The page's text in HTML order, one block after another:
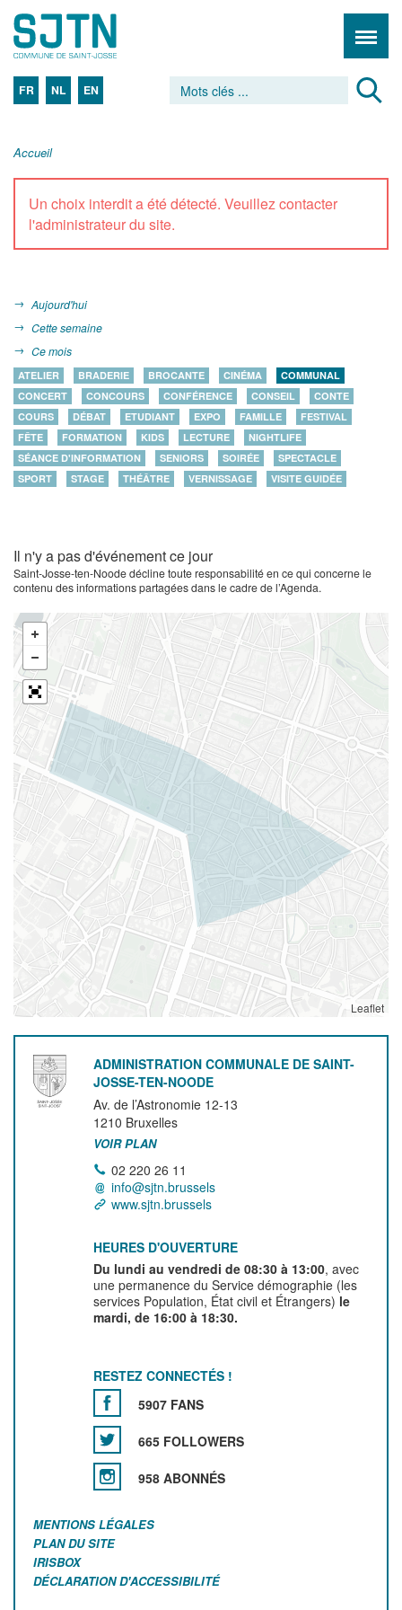
FR NL EN
Accueil
Un choix interdit a été détecté. Veuillez contacter
l'administrateur du site.
Aujourd'hui
Cette semaine
Ce mois
ATELIER BRADERIE BROCANTE CINÉMA
COMMUNAL
CONCERT
CONCOURS CONFÉRENCE CONSEIL
CONTE
COURS
DÉBAT ETUDIANT EXPO FAMILLE
FESTIVAL
FÊTE
FORMATION KIDS LECTURE
NIGHTLIFE
SÉANCE D'INFORMATION
SENIORS SOIRÉE
SPECTACLE
SPORT
STAGE THÉÂTRE VERNISSAGE VISITE GUIDÉE
Il n'y a pas d'événement ce jour
Saint-Josse-ten-Noode décline toute responsabilité en ce qui concerne le
contenu des informations partagées dans le cadre de l’Agenda.
Leaflet
ADMINISTRATION COMMUNALE DE SAINT-
JOSSE-TEN-NOODE
Av. de l’Astronomie 12-13
1210 Bruxelles
VOIR PLAN
02 220 26 11
info@sjtn.brussels
www.sjtn.brussels
HEURES D'OUVERTURE
Du lundi au vendredi de 08:30 à 13:00, avec
une permanence du Service démographie (les
services Population, État civil et Étrangers) le
mardi, de 16:00 à 18:30.
RESTEZ CONNECTÉS !
5907 FANS
665 FOLLOWERS
958 ABONNÉS
MENTIONS LÉGALES
PLAN DU SITE
IRISBOX
DÉCLARATION D'ACCESSIBILITÉ